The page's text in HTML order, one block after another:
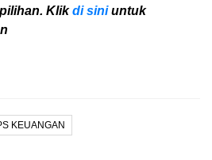
Klikdi siniuntuk
KEUANGAN